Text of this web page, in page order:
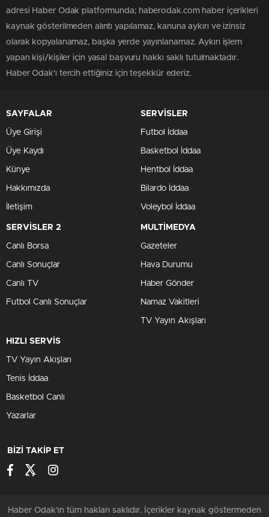
adresi Haber Odak platformunda; haberodak.com haber içerikleri
kaynak gösterilmeden alıntı yapılamaz, kanuna aykırı ve izinsiz
olarak kopyalanamaz, başka yerde yayınlanamaz. Aykırı işlem
yapan kişi/kişiler için yasal başvuru hakkı saklı tutulmaktadır.
Haber Odak'ı tercih ettiğiniz için teşekkür ederiz.
SAYFALAR
Üye Girişi
Üye Kaydı
Künye
Hakkımızda
İletişim
SERVİSLER
Futbol İddaa
Basketbol İddaa
Hentbol İddaa
Bilardo İddaa
Voleybol İddaa
SERVİSLER 2
Canlı Borsa
Canlı Sonuçlar
Canlı TV
Futbol Canlı Sonuçlar
MULTİMEDYA
Gazeteler
Hava Durumu
Haber Gönder
Namaz Vakitleri
TV Yayın Akışları
HIZLI SERVİS
TV Yayın Akışları
Tenis İddaa
Basketbol Canlı
Yazarlar
BİZİ TAKİP ET
Haber Odak'ın tüm hakları saklıdır. İçerikler kaynak göstermeden